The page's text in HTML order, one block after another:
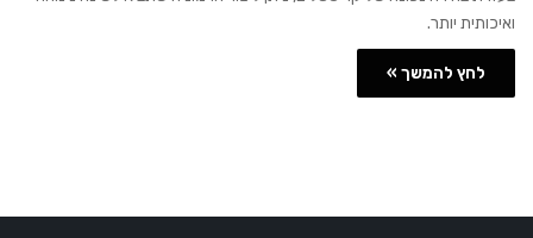
ואיכותית יותר.
לחץ להמשך »